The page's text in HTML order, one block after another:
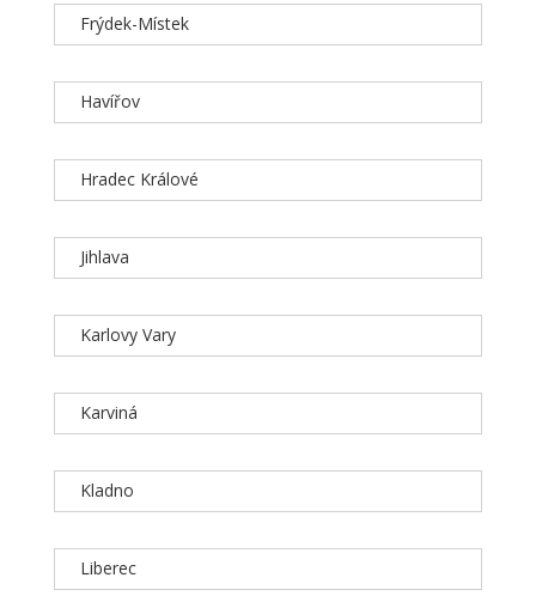
Frýdek-Místek
Havířov
Hradec Králové
Jihlava
Karlovy Vary
Karviná
Kladno
Liberec